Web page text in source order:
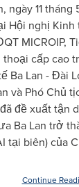
ngày 11
Hội nghị Kinh
MICROIP,
cấp cao
Ba Lan - Đài
và Phó Chủ
đề xuất tận
Ba Lan trở
tại biên) của
Continue